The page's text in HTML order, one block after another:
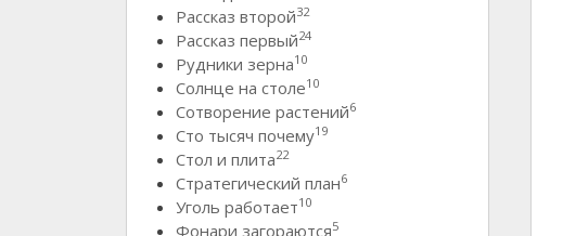
Рассказ второй32
Рассказ первый24
Рудники зерна10
Солнце на столе10
Сотворение растений6
Сто тысяч почему19
Стол и плита22
Стратегический план6
Уголь работает10
Фонари загораются5